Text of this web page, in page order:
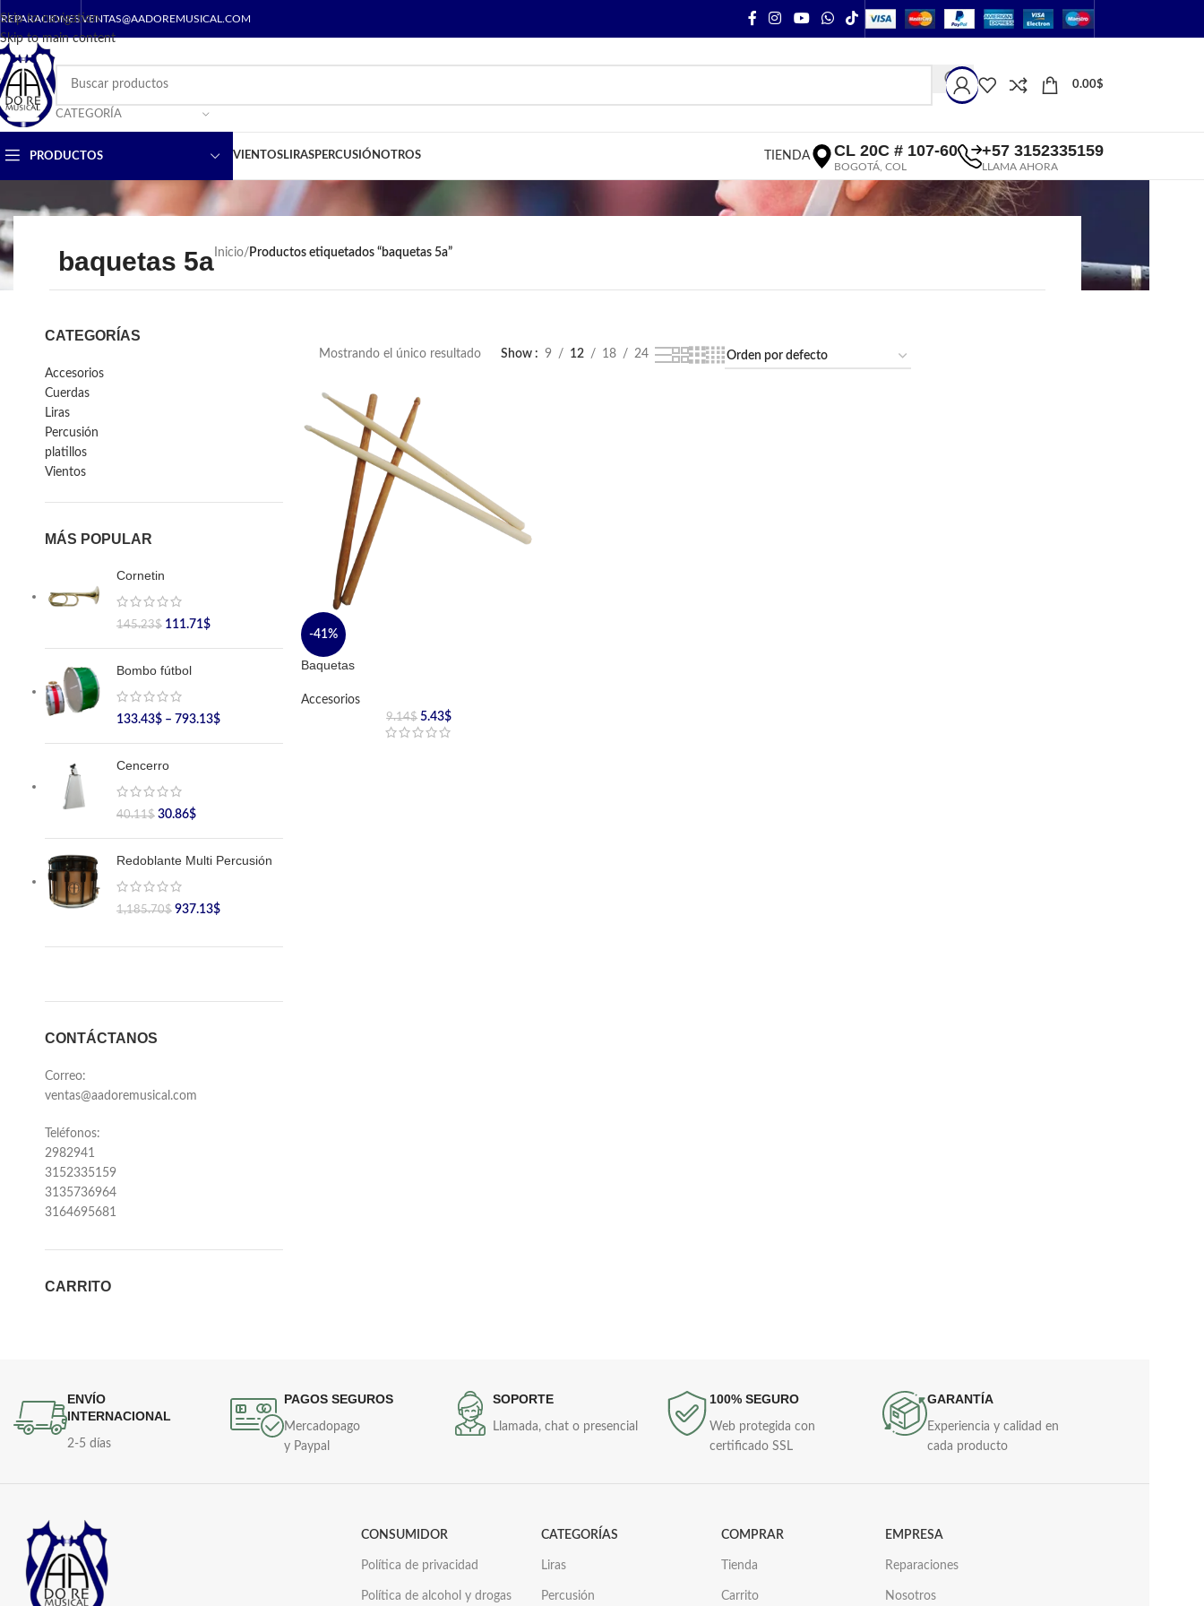
Skip to navigation
Skip to main content
REPARACIONESVENTAS@AADOREMUSICAL.COM
CATEGORÍA
0.00$
PRODUCTOS VIENTOSLIRASPERCUSIÓNOTROS TIENDA CL 20C # 107-60
BOGOTÁ, COL
+57 3152335159
LLAMA AHORA
baquetas 5a Inicio/ Productos etiquetados “baquetas 5a”
CATEGORÍAS
Accesorios
Cuerdas
Liras
Percusión
platillos
Vientos
MÁS POPULAR
Cornetin
145.23$ 111.71$
Bombo fútbol
133.43$ – 793.13$
Cencerro
40.11$ 30.86$
Redoblante Multi Percusión
1,185.70$ 937.13$
CONTÁCTANOS
Correo:
ventas@aadoremusical.com
Teléfonos:
2982941
3152335159
3135736964
3164695681
CARRITO
Mostrando el único resultado Show 9 12 18 24
-41%
Baquetas
Accesorios
9.14$ 5.43$
ENVÍO
INTERNACIONAL
2-5 días
PAGOS SEGUROS
Mercadopago
y Paypal
SOPORTE
Llamada, chat o presencial
100% SEGURO
Web protegida con
certificado SSL
GARANTÍA
Experiencia y calidad en
cada producto
CONSUMIDOR
Política de privacidad
Política de alcohol y drogas
CATEGORÍAS
Liras
Percusión
COMPRAR
Tienda
Carrito
EMPRESA
Reparaciones
Nosotros